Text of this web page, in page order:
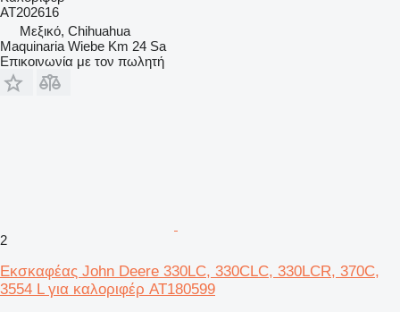
AT202616
Μεξικό, Chihuahua
Maquinaria Wiebe Km 24 Sa
Επικοινωνία με τον πωλητή
2
Εκσκαφέας John Deere 330LC, 330CLC, 330LCR, 370C,
3554 L για καλοριφέρ AT180599